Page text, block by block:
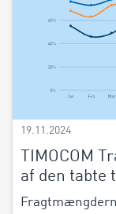
19.11.2024
TIMOCOM
af den tabte